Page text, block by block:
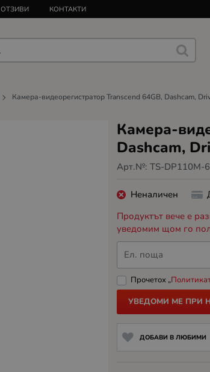
ОТЗИВИ КОНТАКТИ
Камера-видеорегистратор Transcend 64GB, Dashcam,
Камера-
Dashcam,
Арт.№: TS-DP110M-
Неналичен
Продуктът вече е
уведомим щом го
Ел. поща
Прочетох „
УВЕДОМИ МЕ ПРИ
ДОБАВИ В ЛЮБИМИ